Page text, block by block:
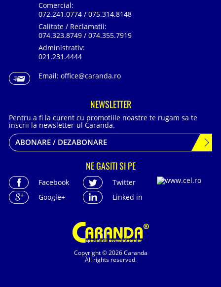
Copyright © 2026 Caranda
All rights reserved.
Comercial:
072.241.0774 / 075.314.8148
Calitate / Reclamatii:
074.323.8749 / 074.355.7919
Administrativ:
021.231.4444
Email: office@caranda.ro
NEWSLETTER
Pentru a fi la curent cu promotiile noastre te rugam sa te
inscrii la newsletter-ul Caranda.
ABONARE / DEZABONARE
NE GASITI SI PE
Facebook
Twitter
Google+
Linked in